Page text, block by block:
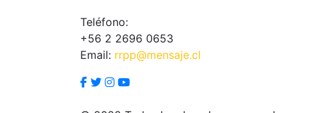
Teléfono:
+56 2 2696 0653
Email: rrpp@mensaje.cl